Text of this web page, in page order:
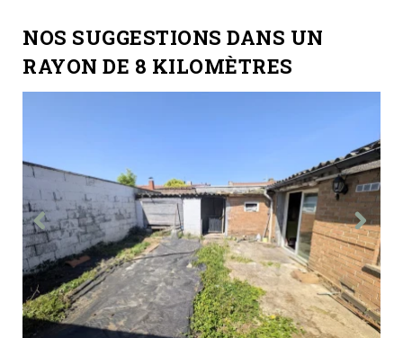
NOS SUGGESTIONS DANS UN
RAYON DE 8 KILOMÈTRES